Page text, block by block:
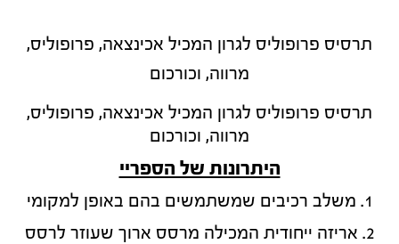
תרסיס פרופוליס לגרון המכיל אכינצאה, פרופוליס,
מרווה, וכורכום
תרסיס פרופוליס לגרון המכיל אכינצאה, פרופוליס,
מרווה, וכורכום
היתרונות של הספריי
1. משלב רכיבים שמשתמשים בהם באופן למקומי
2. אריזה ייחודית המכילה מרסס ארוך שעוזר לרסס